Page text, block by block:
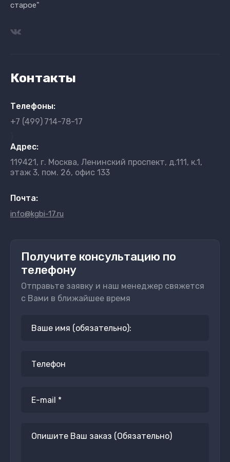
старое"
Контакты
Телефоны:
+7 (499) 714-78-17
Адрес:
119421, г. Москва, Ленинский проспект, д.111, к.1,
этаж 3, пом. 26, офис 133
Почта:
info@kgbi-17.ru
Получите консультацию по
телефону
Отправьте заявку и наш менеджер свяжется
с Вами в ближайшее время